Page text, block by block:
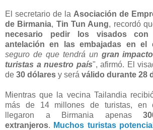
El secretario de la Asociación de
de Birmania, Tin Tun Aung, recordó
necesario pedir los visados
antelación en las embajadas en el
seguro de que tendrá un gran
turistas a nuestro país", afirmó. El
de 30 dólares y será válido durante 28
Mientras que la vecina Tailandia
más de 14 millones de turistas, en
llegaron a Birmania apenas
extranjeros. Muchos turistas